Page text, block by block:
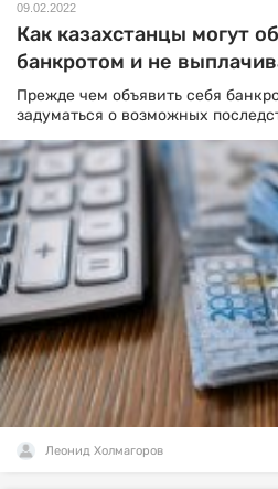
09.02.2022
Как казахстанцы могут
банкротом и не
Прежде чем объявить себя
задуматься о возможных
Леонид Холмагоров